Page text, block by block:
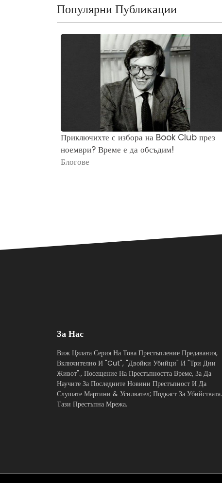
Популярни Публикации
Приключихте с избора на Book Club през
ноември? Време е да обсъдим!
Блогове
За Нас
Виж Цялата Серия На Това Престъпление Предавания,
Включително И "Cut", "Двойки Убийци" И "Три Дни
Живот"., Посещение На Престъпността Време, За Да
Научите За Последните Новини Престъпност И Да
Слушате Мартини & Усилвател; Подкаст За Убийствата.
Тази Престъпна Мрежа.